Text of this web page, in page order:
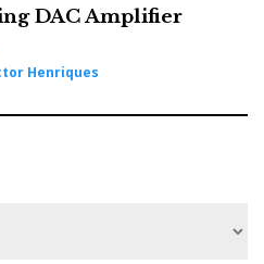
DAC Amplifier
Henriques